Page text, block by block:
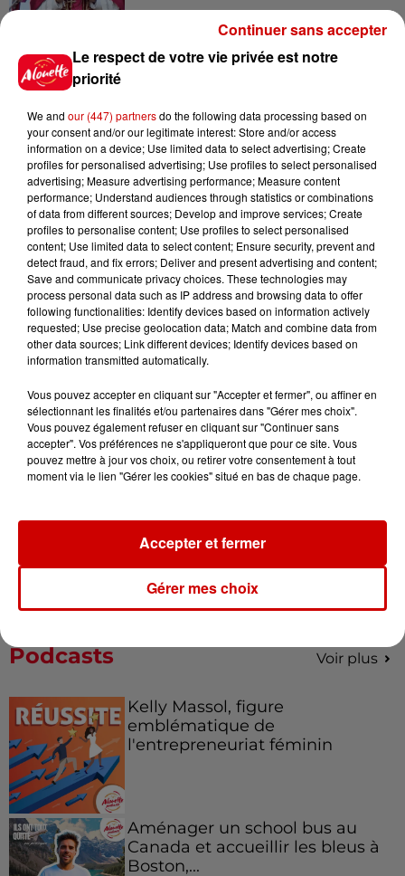
Jeux
Gagnez vos places pour le
festival Marché Gourmand 2026
à Coulon !
Le Duel - Gagnez vos entrées
pour l'un des zoos de nos
régions !
votre séjour en famille au cœur
de la...
vous !
Podcasts Voir plus
Kelly Massol, figure
emblématique de
l'entrepreneuriat féminin
Aménager un school bus au
Canada et accueillir les bleus à
Boston,...
Le respect de votre vie privée est notre
priorité
We and our (447) partnersdo the following data processing based on
your consent and/or our legitimate interest: Store and/or access
information on a device; Use limited data to select advertising; Create
profiles for personalised advertising; Use profiles to select personalised
advertising; Measure advertising performance; Measure content
performance; Understand audiences through statistics or combinations
of data from different sources; Develop and improve services; Create
profiles to personalise content; Use profiles to select personalised
content; Use limited data to select content; Ensure security, prevent and
detect fraud, and fix errors; Deliver and present advertising and content;
Save and communicate privacy choices. These technologies may
process personal data such as IP address and browsing data to offer
following functionalities: Identify devices based on information actively
requested; Use precise geolocation data; Match and combine data from
other data sources; Link different devices; Identify devices based on
information transmitted automatically.
Vous pouvez accepter en cliquant sur "Accepter et fermer", ou affiner en
sélectionnant les finalités et/ou partenaires dans "Gérer mes choix".
Vous pouvez également refuser en cliquant sur "Continuer sans
accepter". Vos préférences ne s'appliqueront que pour ce site. Vous
pouvez mettre à jour vos choix, ou retirer votre consentement à tout
moment via le lien "Gérer les cookies" situé en bas de chaque page.
Gérer mes choix
Accepter et fermer
Continuer sans accepter